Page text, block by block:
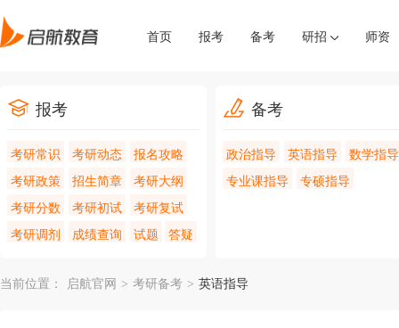
首页 报考 备考 研招 师资
报考
考研常识 考研动态
报名攻略
考研政策
招生简章
考研大纲
考研分数
考研初试
考研复试
考研调剂
成绩查询 试题 答疑
备考
政治指导 英语指导
数学指导
专业课指导
专硕指导
当前位置： 启航官网 > 考研备考 > 英语指导